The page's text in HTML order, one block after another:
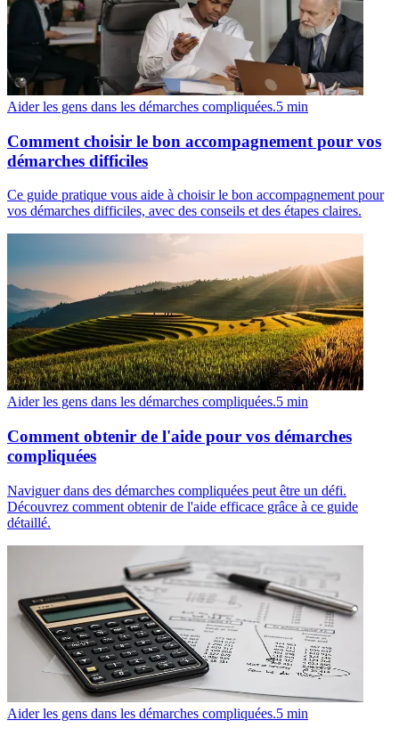
Aider les gens dans les démarches compliquées.5 min
Comment choisir le bon accompagnement pour vos
démarches difficiles
Ce guide pratique vous aide à choisir le bon accompagnement pour
vos démarches difficiles, avec des conseils et des étapes claires.
Aider les gens dans les démarches compliquées.5 min
Comment obtenir de l'aide pour vos démarches
compliquées
Naviguer dans des démarches compliquées peut être un défi.
Découvrez comment obtenir de l'aide efficace grâce à ce guide
détaillé.
Aider les gens dans les démarches compliquées.5 min